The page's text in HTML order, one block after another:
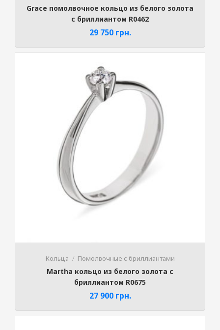
Grace помолвочное кольцо из белого золота
с бриллиантом R0462
29 750 грн.
Кольца Помолвочные с бриллиантами
Martha кольцо из белого золота с
бриллиантом R0675
27 900 грн.